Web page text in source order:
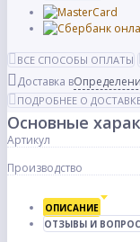
ВСЕ СПОСОБЫ ОПЛАТЫ
Доставка в
ПОДРОБНЕЕ О
Основные
Артикул
Производство
ОПИСАНИЕ
ОТЗЫВЫ И